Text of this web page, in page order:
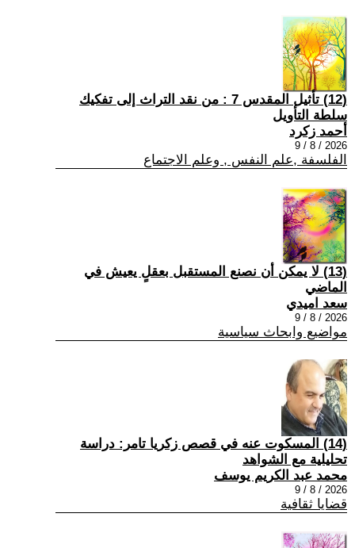
(12) تأثيل المقدس 7 : من نقد التراث إلى تفكيك
سلطة التأويل
أحمد زكرد
2026 / 8 / 9
الفلسفة ,علم النفس , وعلم الاجتماع
(13) لا يمكن أن نصنع المستقبل بعقلٍ يعيش في
الماضي
سعد اميدي
2026 / 8 / 9
مواضيع وابحاث سياسية
(14) المسكوت عنه في قصص زكريا تامر: دراسة
تحليلية مع الشواهد
محمد عبد الكريم يوسف
2026 / 8 / 9
قضايا ثقافية